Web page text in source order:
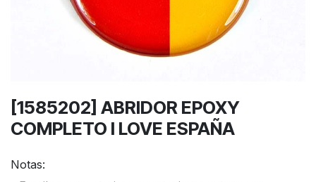
[1585202] ABRIDOR EPOXY
COMPLETO I LOVE ESPAÑA
Notas: